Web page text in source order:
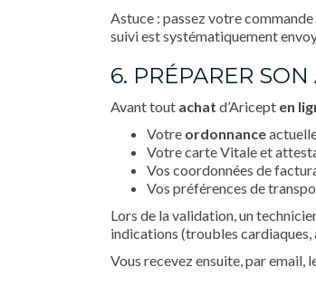
Astuce : passez votre
suivi est systématiquement
6. PRÉPARER
Avant tout achat d’Aricept en
Votre ordonnance
Votre carte Vitale et
Vos coordonnées de
Vos préférences de
Lors de la validation, un
indications (troubles
Vous recevez ensuite, par email,